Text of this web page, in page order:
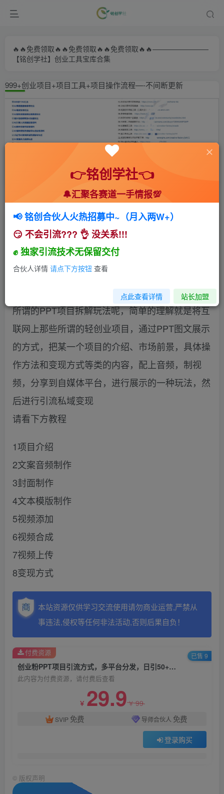
🔥🔥免费领取🔥🔥免费领取🔥🔥免费领取🔥🔥————————
【铭创学社】创业工具宝库合集
999+创业项目+项目工具+项目操作流程—-不间断更新
首页 🍻会员专享 🆓网创项目 正文
创业粉PPT项目引流方式，多平台分发，日引50+
（保姆级教学）
小助手
140 26
所谓的PPT项目拆解玩法呢，简单的理解就是将互
联网上那些所谓的轻创业项目，通过PPT图文展示
的方式，把某一个项目的介绍、市场前景，具体操
作方法和变现方式等类的内容，配上音频，制视
频，分享到自媒体平台，进行展示的一种玩法，然
后进行引流私域变现
请看下方教程
1项目介绍
2文案音频制作
3封面制作
4文本模版制作
5视频添加
6视频合成
7视频上传
8变现方式
本站资源仅供学习交流使用请勿商业运营,严禁从
事违法,侵权等任何非法活动,否则后果自负！
创业粉PPT项目引流方式，多平台分发，日引50+（保姆级教学）
此内容为付费资源，请付费后查看
￥ 29.9￥99
SVIP 免费 导师合伙人 免费
登录购买
付费资源 已售 9
© 版权声明
👉铭创学社👈
🔔汇聚各赛道一手情报💯
📢 铭创合伙人火热招募中~（月入两W+）
😏 不会引流??? 👌 没关系!!!
✊ 独家引流技术无保留交付
合伙人详情 请点下方按钮 查看
点此查看详情 站长加盟